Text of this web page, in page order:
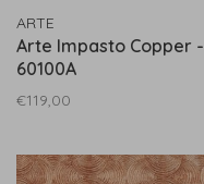
ARTE
Arte Impasto Copper -
60100A
€119,00